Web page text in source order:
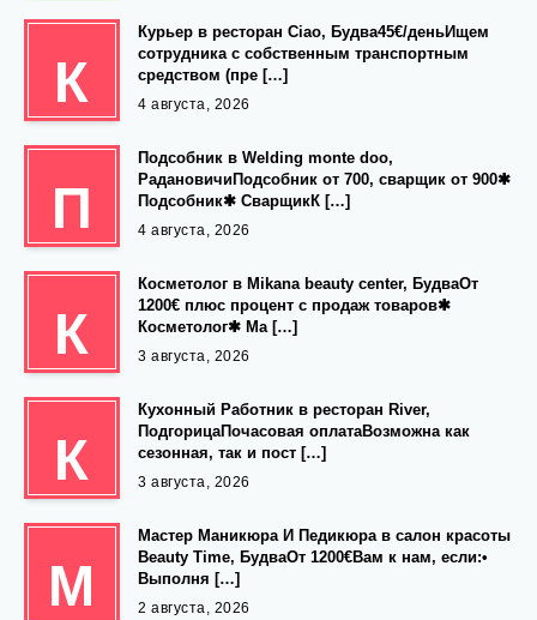
К
Курьер в ресторан Ciao, Будва45€/деньИщем
сотрудника с собственным транспортным
средством (пре […]
4 августа, 2026
П
Подсобник в Welding monte doo,
РадановичиПодсобник от 700, сварщик от 900✱
Подсобник✱ СварщикК […]
4 августа, 2026
К
Косметолог в Mikana beauty center, БудваОт
1200€ плюс процент с продаж товаров✱
Косметолог✱ Ма […]
3 августа, 2026
К
Кухонный Работник в ресторан River,
ПодгорицаПочасовая оплатаВозможна как
сезонная, так и пост […]
3 августа, 2026
М
Мастер Маникюра И Педикюра в салон красоты
Beauty Time, БудваОт 1200€Вам к нам, если:•
Выполня […]
2 августа, 2026